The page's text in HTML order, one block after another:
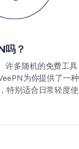
吗？
许多随机的免费工具
为你提供了一种
特别适合日常轻度使